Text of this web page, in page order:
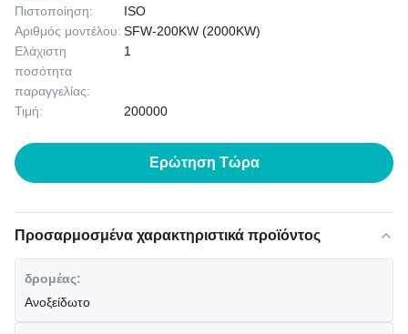
Πιστοποίηση:
ISO
Αριθμός μοντέλου: SFW-200KW (2000KW)
Ελάχιστη
ποσότητα
παραγγελίας:
1
Τιμή: 200000
Ερώτηση Τώρα
Προσαρμοσμένα χαρακτηριστικά προϊόντος
δρομέας:
Ανοξείδωτο